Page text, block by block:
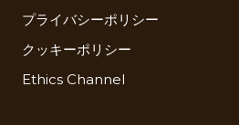
プライバシーポリシー
クッキーポリシー
Ethics Channel